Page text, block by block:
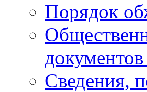
Порядок
Сведения,